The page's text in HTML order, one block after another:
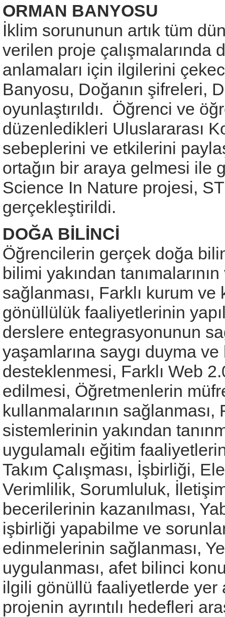
ORMAN BANYOSU
İklim sorununun artık tüm
verilen proje çalışmalarında
anlamaları için ilgilerini
Banyosu, Doğanın şifreleri,
oyunlaştırıldı. Öğrenci ve
düzenledikleri Uluslararası
sebeplerini ve etkilerini
ortağın bir araya gelmesi ile
Science In Nature projesi,
gerçekleştirildi.
DOĞA BİLİNCİ
Öğrencilerin gerçek doğa
bilimi yakından
sağlanması, Farklı kurum
gönüllülük faaliyetlerinin
derslere entegrasyonunun
yaşamlarına saygı duyma
desteklenmesi, Farklı Web
edilmesi, Öğretmenlerin
kullanmalarının
sistemlerinin yakından
uygulamalı eğitim
Takım Çalışması, İşbirliği,
Verimlilik, Sorumluluk,
becerilerinin kazanılması,
işbirliği yapabilme ve
edinmelerinin sağlanması,
uygulanması, afet bilinci
ilgili gönüllü faaliyetlerde yer
projenin ayrıntılı hedefleri